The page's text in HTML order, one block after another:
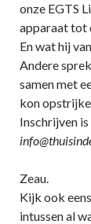
onze EGTS
apparaat tot
En wat hij
Andere
samen met
kon
Inschrijven
Zeau.
Kijk ook
intussen al